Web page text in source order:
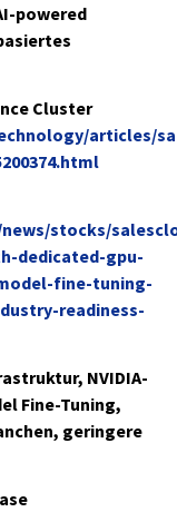
powered
Cluster
articles/
stocks/
dedicated-gpu-
fine-tuning-
readiness-
NVIDIA-
Fine-Tuning,
geringere